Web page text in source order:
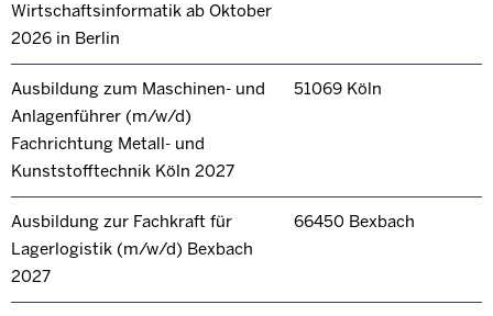
Wirtschaftsinformatik ab Oktober
2026 in Berlin
Ausbildung zum Maschinen- und
Anlagenführer (m/w/d)
Fachrichtung Metall- und
Kunststofftechnik Köln 2027
51069 Köln
Ausbildung zur Fachkraft für
Lagerlogistik (m/w/d) Bexbach
2027
66450 Bexbach